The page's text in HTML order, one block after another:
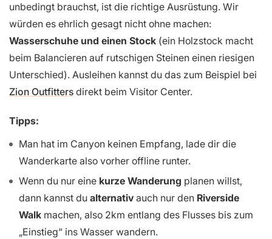
unbedingt brauchst, ist die richtige Ausrüstung. Wir
würden es ehrlich gesagt nicht ohne machen:
Wasserschuhe und einen Stock (ein Holzstock macht
beim Balancieren auf rutschigen Steinen einen riesigen
Unterschied). Ausleihen kannst du das zum Beispiel bei
Zion Outfitters direkt beim Visitor Center.
Tipps:
Man hat im Canyon keinen Empfang, lade dir die
Wanderkarte also vorher offline runter.
Wenn du nur eine kurze Wanderung planen willst,
dann kannst du alternativ auch nur den Riverside
Walk machen, also 2km entlang des Flusses bis zum
„Einstieg“ ins Wasser wandern.